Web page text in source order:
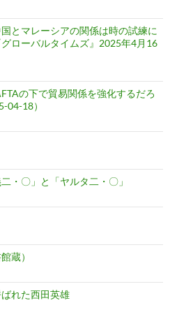
とマレーシアの関係は時の試練に
ローバルタイムズ』2025年4月16
の下で貿易関係を強化するだろ
04-18）
・〇」と「ヤルタ二・〇」
蔵）
れた西田英雄